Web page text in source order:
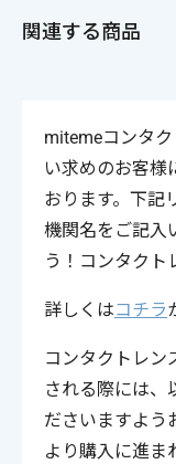
関連する商品
mitemeコンタ
い求めのお客様
おります。下記
機関名をご記入
う！コンタクト
詳しくはコチラ
コンタクトレン
される際には、
ださいますよう
より購入に進ま